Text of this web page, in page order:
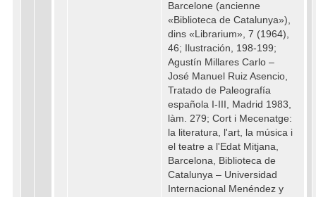
Barcelone (ancienne
«Biblioteca de Catalunya»),
dins «Librarium», 7 (1964),
46; Ilustración, 198-199;
Agustín Millares Carlo –
José Manuel Ruiz Asencio,
Tratado de Paleografía
española I-III, Madrid 1983,
làm. 279; Cort i Mecenatge:
la literatura, l'art, la música i
el teatre a l'Edat Mitjana,
Barcelona, Biblioteca de
Catalunya – Universidad
Internacional Menéndez y